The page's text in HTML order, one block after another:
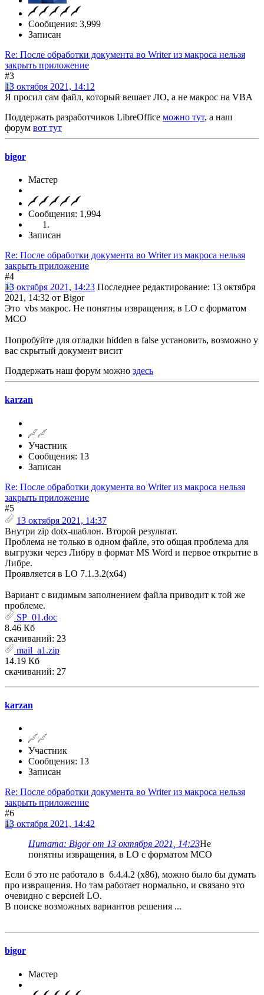
Сообщения: 3,999
Записан
Re: После обработки документа во Writer из макроса нельзя
закрыть приложение
#3
13 октября 2021, 14:12
Я просил сам файл, который вешает ЛО, а не макрос на VBA
Поддержать разработчиков LibreOffice можно тут, а наш
форум вот тут
bigor
Мастер
Сообщения: 1,994
Записан
Re: После обработки документа во Writer из макроса нельзя
закрыть приложение
#4
13 октября 2021, 14:23 Последнее редактирование: 13 октября
2021, 14:32 от Bigor
Это vbs макрос. Не понятны извращения, в LO с форматом
МСО
Попробуйте для отладки hidden в false установить, возможно у
вас скрытый документ висит
Поддержать наш форум можно здесь
karzan
Участник
Сообщения: 13
Записан
Re: После обработки документа во Writer из макроса нельзя
закрыть приложение
#5
13 октября 2021, 14:37
Внутри zip dotx-шаблон. Второй результат.
Проблема не только в одном файле, это общая проблема для
выгрузки через Либру в формат MS Word и первое открытие в
Либре.
Проявляется в LO 7.1.3.2(x64)
Вариант с видимым заполнением файла приводит к той же
проблеме.
SP_01.doc
8.46 Кб
скачиваний: 23
mail_a1.zip
14.19 Кб
скачиваний: 27
karzan
Участник
Сообщения: 13
Записан
Re: После обработки документа во Writer из макроса нельзя
закрыть приложение
#6
13 октября 2021, 14:42
Цитата: Bigor от 13 октября 2021, 14:23Не
понятны извращения, в LO с форматом МСО
Если б это не работало в 6.4.4.2 (х86), можно было бы думать
про извращения. Но там работает нормально, и связано это
очевидно с версией LO.
В поиске возможных вариантов решения ...
bigor
Мастер